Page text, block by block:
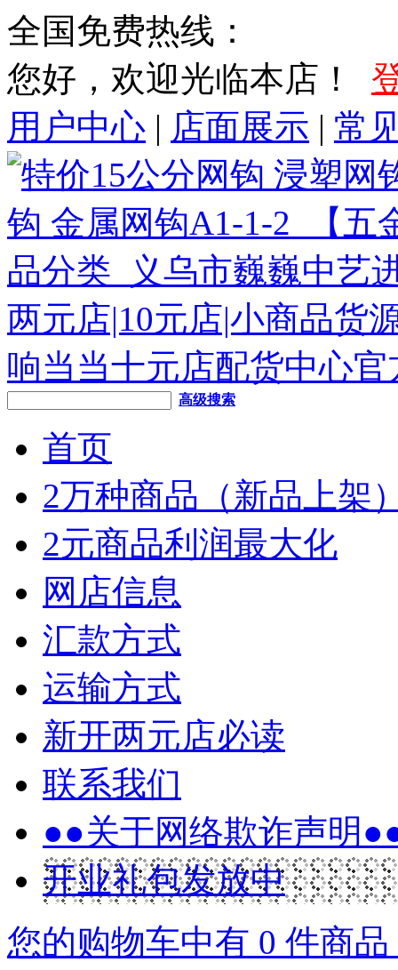
全国免费热线：
您好，欢迎光临本店！
用户中心 | 店面展示 | 常
高级搜索
首页
2万种商品（新品上架
2元商品利润最大化
网店信息
汇款方式
运输方式
新开两元店必读
联系我们
●●关于网络欺诈声明
开业礼包发放中
您的购物车中有 0 件商